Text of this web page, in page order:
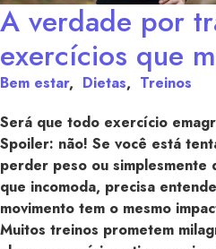
A verdade por
exercícios que
Bem estar, Dietas, Treinos
Será que todo exercício
Spoiler: não! Se você está
perder peso ou simplesmente
que incomoda, precisa
movimento tem o mesmo
Muitos treinos prometem